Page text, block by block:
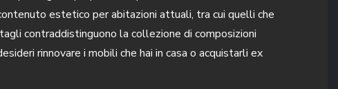
estetico per abitazioni attuali, tra cui quelli che
contraddistinguono la collezione di composizioni
rinnovare i mobili che hai in casa o acquistarli ex